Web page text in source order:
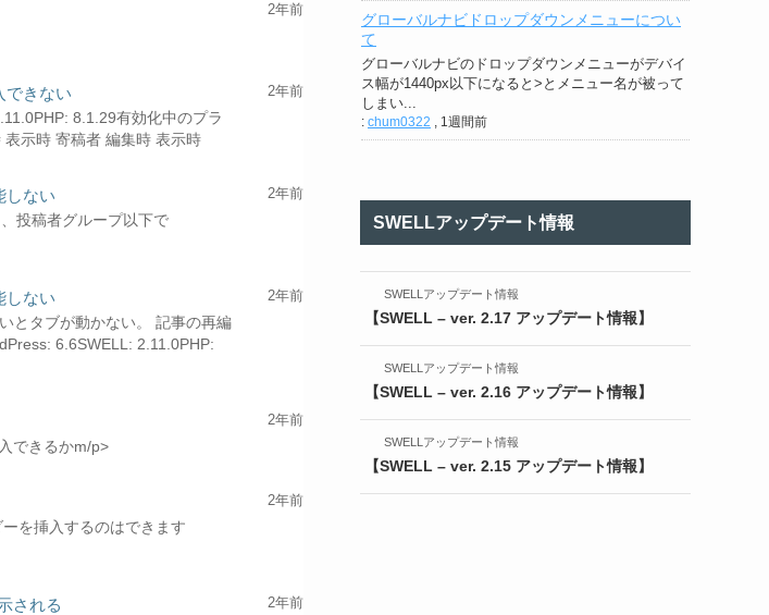
2年前
できない
8.1.29有効化中のプラ
示時 寄稿者 編集時 表示時
2年前
しない
投稿者グループ以下で
2年前
しない
とタブが動かない。 記事の再編
6.6SWELL: 2.11.0PHP:
2年前
できるかm/p>
2年前
を挿入するのはできます
2年前
される 2年前
グローバルナビドロップダウンメニューについ
て
グローバルナビのドロップダウンメニューがデバイ
ス幅が1440px以下になると>とメニュー名が被って
しまい...
: chum0322 1週間前
SWELLアップデート情報
SWELLアップデート情報
【SWELL – ver. 2.17 アップデート情報】
SWELLアップデート情報
【SWELL – ver. 2.16 アップデート情報】
SWELLアップデート情報
【SWELL – ver. 2.15 アップデート情報】